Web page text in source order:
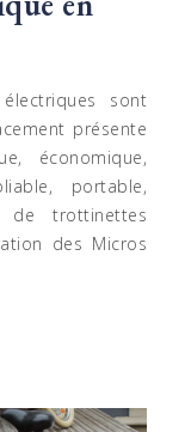
sont
présente
économique,
portable,
de trottinettes
des Micros